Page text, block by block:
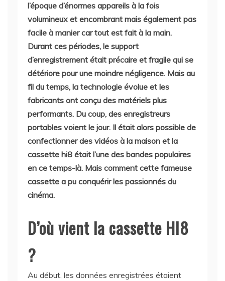
l’époque d’énormes appareils à la fois
volumineux et encombrant mais également pas
facile à manier car tout est fait à la main.
Durant ces périodes, le support
d’enregistrement était précaire et fragile qui se
détériore pour une moindre négligence. Mais au
fil du temps, la technologie évolue et les
fabricants ont conçu des matériels plus
performants. Du coup, des enregistreurs
portables voient le jour. Il était alors possible de
confectionner des vidéos à la maison et la
cassette hi8 était l’une des bandes populaires
en ce temps-là. Mais comment cette fameuse
cassette a pu conquérir les passionnés du
cinéma.
D’où vient la cassette HI8
?
Au début, les données enregistrées étaient